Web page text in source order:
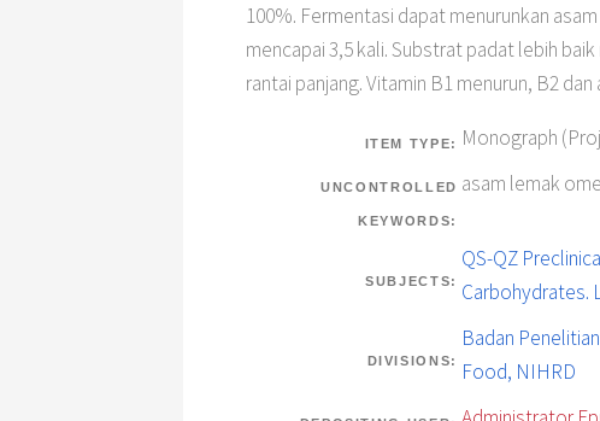
100%. Fermentasi dapat menurunkan
mencapai 3,5 kali. Substrat padat lebih
rantai panjang. Vitamin B1 menurun, B2
ITEM TYPE: Monograph
UNCONTROLLED
KEYWORDS:
asam lemak
SUBJECTS:
QS-QZ
Carbohydrates.
DIVISIONS:
Badan
Food, NIHRD